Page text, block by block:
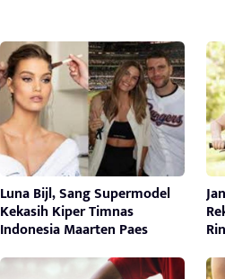
Luna Bijl, Sang Supermodel
Kekasih Kiper Timnas
Indonesia Maarten Paes